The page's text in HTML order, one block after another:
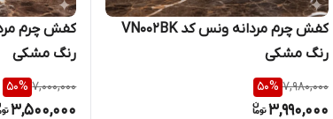
کفش چرم مردانه ونس کد VN002BK
رنگ مشکی
7,980,000
50%
3,990,000
رنگ مشکی
7,000,000
50%
3,500,000